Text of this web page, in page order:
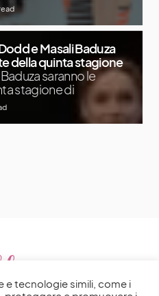
e Masali Baduza
della quinta stagione
saranno le
stagione di
e tecnologie simili, come i